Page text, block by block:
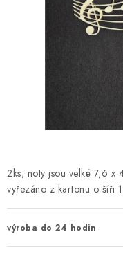
Kontakty
Hodnocení obchodu
Podmínky ochrany
Jak nakupovat
2ks; noty jsou velké 7,6 x
vyřezáno z kartonu o šíři
výroba do 24 hodin